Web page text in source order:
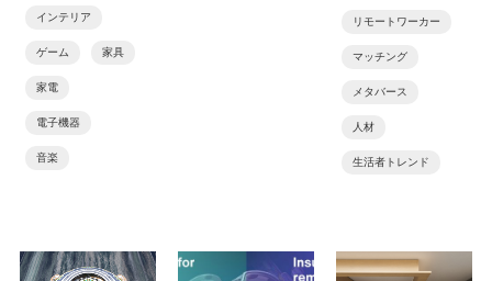
インテリア
ゲーム 家具
家電
電子機器
音楽
リモートワーカー
マッチング
メタバース
人材
生活者トレンド